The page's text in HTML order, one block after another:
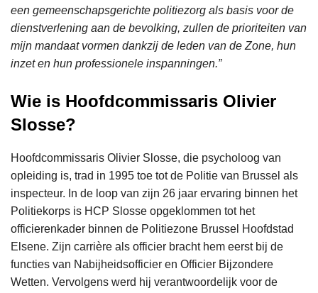
een gemeenschapsgerichte politiezorg als basis voor de
dienstverlening aan de bevolking, zullen de prioriteiten van
mijn mandaat vormen dankzij de leden van de Zone, hun
inzet en hun professionele inspanningen.”
Wie is Hoofdcommissaris Olivier
Slosse?
Hoofdcommissaris Olivier Slosse, die psycholoog van
opleiding is, trad in 1995 toe tot de Politie van Brussel als
inspecteur. In de loop van zijn 26 jaar ervaring binnen het
Politiekorps is HCP Slosse opgeklommen tot het
officierenkader binnen de Politiezone Brussel Hoofdstad
Elsene. Zijn carrière als officier bracht hem eerst bij de
functies van Nabijheidsofficier en Officier Bijzondere
Wetten. Vervolgens werd hij verantwoordelijk voor de